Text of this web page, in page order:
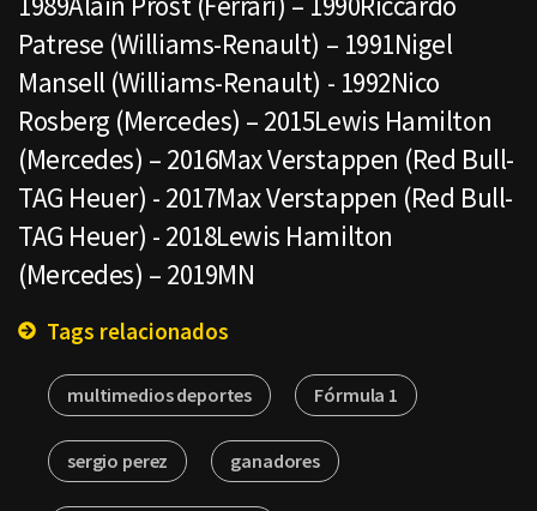
Patrese (Williams-Renault) – 1991Nigel
Mansell (Williams-Renault) - 1992Nico
Rosberg (Mercedes) – 2015Lewis Hamilton
(Mercedes) – 2016Max Verstappen (Red Bull-
TAG Heuer) - 2017Max Verstappen (Red Bull-
TAG Heuer) - 2018Lewis Hamilton
(Mercedes) – 2019MN
Tags relacionados
multimedios deportes Fórmula 1
sergio perez ganadores